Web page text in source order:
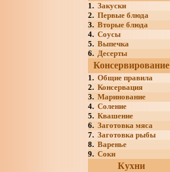
1. Закуски
2. Первые блюда
3. Вторые блюда
4. Соусы
5. Выпечка
6. Десерты
Консервирование
1. Общие правила
2. Консервация
3. Маринование
4. Соление
5. Квашение
6. Заготовка мяса
7. Заготовка рыбы
8. Варенье
9. Соки
Кухни